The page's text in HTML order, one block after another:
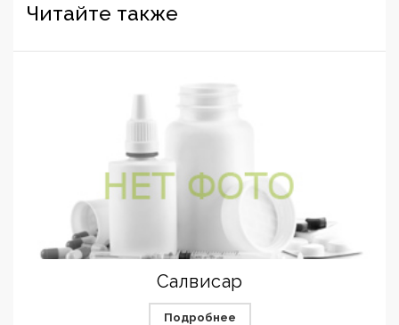
Читайте также
Салвисар
Подробнее